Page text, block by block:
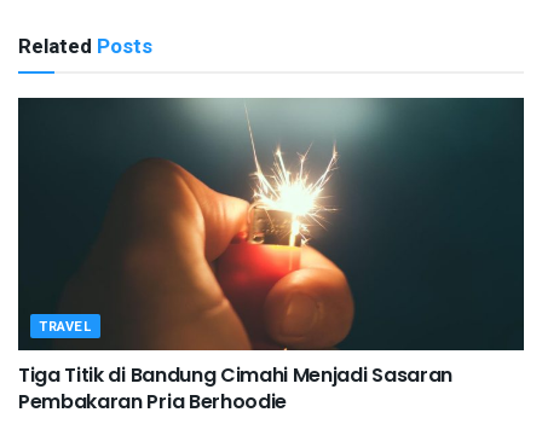
Related Posts
TRAVEL
Tiga Titik di Bandung Cimahi Menjadi Sasaran
Pembakaran Pria Berhoodie